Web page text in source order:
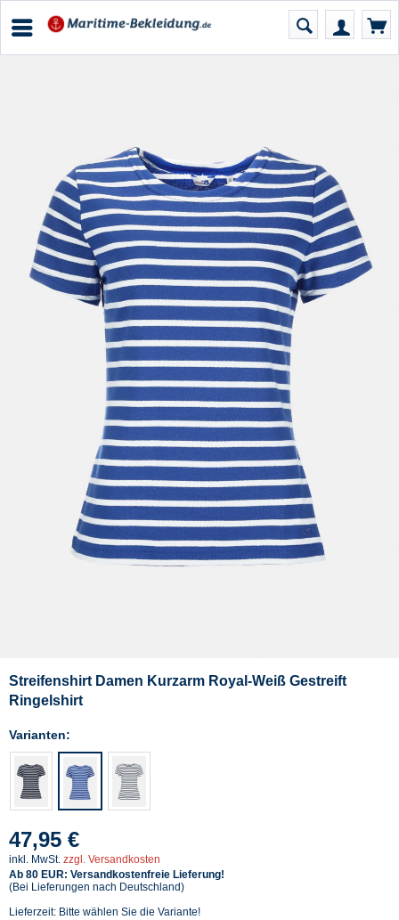
Streifenshirt Damen Kurzarm Royal-Weiß Gestreift
Ringelshirt
Varianten:
47,95 €
inkl. MwSt. zzgl. Versandkosten
Ab 80 EUR: Versandkostenfreie Lieferung!
(Bei Lieferungen nach Deutschland)
Lieferzeit: Bitte wählen Sie die Variante!